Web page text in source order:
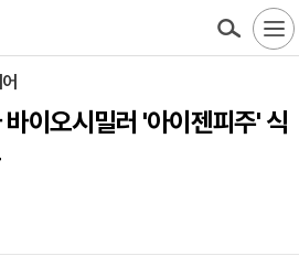
이오시밀러 '아이젠피주' 식